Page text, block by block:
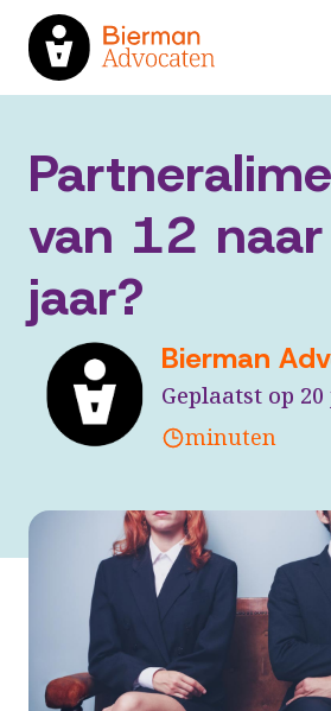
van 12
jaar?
Bierman
Geplaatst op
minuten